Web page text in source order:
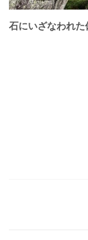
石にいざなわれた